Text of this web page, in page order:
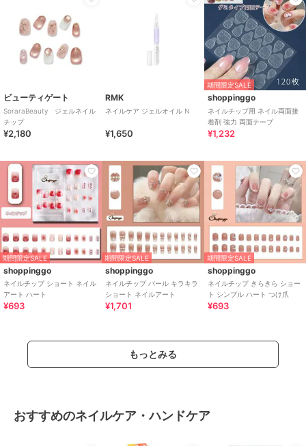
ビューティゲート
SoraraBeauty ジェルネイル
チップ
¥2,180
RMK
ネイルケア ジェルオイル N
¥1,650
期間限定SALE
shoppinggo
ネイルチップ用 ネイル両面接
着剤 強力 両面テープ
¥1,232
期間限定SALE
shoppinggo
ネイルチップ ショート ネイル
アート ハート
¥693
期間限定SALE
shoppinggo
ネイルチップ パール キラキラ
ショート ネイルアート
¥1,701
期間限定SALE
shoppinggo
ネイルチップ きらきら ショー
ト シンプル ハート つけ爪
¥693
もっとみる
おすすめのネイルケア・ハンドケア